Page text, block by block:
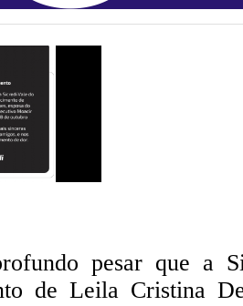
pesar que a
de Leila Cristina